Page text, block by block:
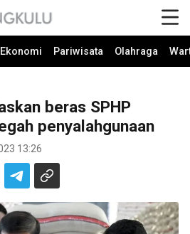
Ekonomi Pariwisata Olahraga
beras SPHP
penyalahgunaan
13:26